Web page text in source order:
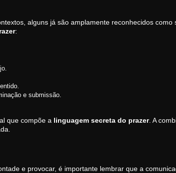
alguns já são amplamente reconhecidos como
:
e submissão.
que compõe a linguagem secreta do prazer. A
e provocar, é importante lembrar que a